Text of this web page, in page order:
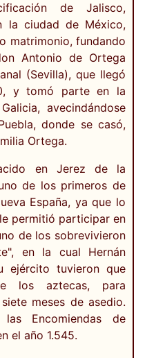
de Jalisco,
la ciudad de México,
matrimonio, fundando
Antonio de Ortega
(Sevilla), que llegó
y tomó parte en la
avecindándose
donde se casó,
Ortega.
en Jerez de la
de los primeros de
España, ya que lo
permitió participar en
de los sobrevivieron
en la cual Hernán
ejército tuvieron que
los aztecas, para
meses de asedio.
Encomiendas de
el año 1.545.